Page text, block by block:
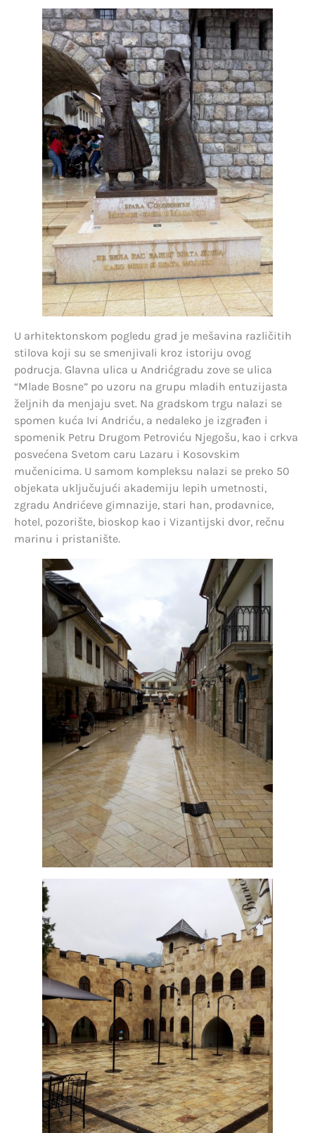
U arhitektonskom pogledu grad je mešavina različitih
stilova koji su se smenjivali kroz istoriju ovog
podrucja. Glavna ulica u Andrićgradu zove se ulica
“Mlade Bosne” po uzoru na grupu mladih entuzijasta
željnih da menjaju svet. Na gradskom trgu nalazi se
spomen kuća Ivi Andriću, a nedaleko je izgrađen i
spomenik Petru Drugom Petroviću Njegošu, kao i crkva
posvećena Svetom caru Lazaru i Kosovskim
mučenicima. U samom kompleksu nalazi se preko 50
objekata uključujući akademiju lepih umetnosti,
zgradu Andrićeve gimnazije, stari han, prodavnice,
hotel, pozorište, bioskop kao i Vizantijski dvor, rečnu
marinu i pristanište.